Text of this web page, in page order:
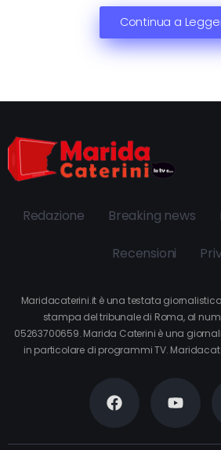
Continua a
Redazione Breaking news
Recensioni
Maridacaterini.it è una testata
stampa del tribunale di Roma, al
05263700659. Marida Caterini è una
in particolare di programmi TV.